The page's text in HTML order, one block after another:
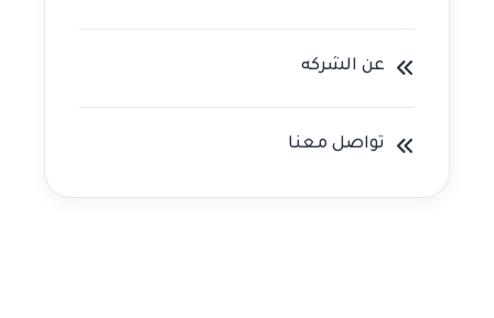
عن الشركه
تواصل معنا